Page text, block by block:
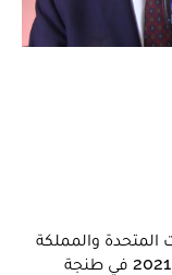
المتحدة والمملكة
المغربية، احتفل البلدان يوم الاثنين 17 ماي 2021 في طنجة